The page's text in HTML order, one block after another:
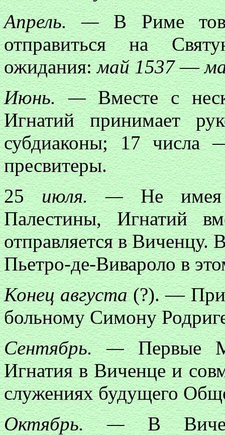
Апрель. —В Риме
отправиться на
ожидания:май 1537—
Июнь. —Вместе с
Игнатий принимает
субдиаконы; 17
пресвитеры.
25июля. —Не имея
Палестины, Игнатий
отправляется в Виченцу.
Пьетро-де-Вивароло в
Конец августа(?). —
больному Симону
Сентябрь. —Первые
Игнатия в Виченце и
служениях будущего
Октябрь. —В